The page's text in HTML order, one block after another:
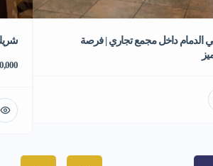
الدمام داخل مجمع تجاري | فرصة
70,000